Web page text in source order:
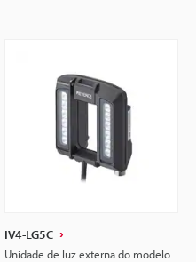
IV4-LG5C
Unidade de luz externa do modelo